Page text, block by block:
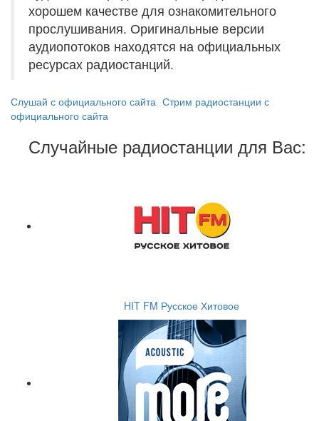
хорошем качестве для ознакомительного
прослушивания. Оригинальные версии
аудиопотоков находятся на официальных
ресурсах радиостанций.
Слушай с официального сайта Стрим радиостанции с
официального сайта
Случайные радиостанции для Вас:
HIT FM Русское Хитовое